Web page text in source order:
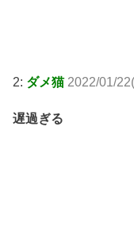
2: ダメ猫 2022/01/
遅過ぎる